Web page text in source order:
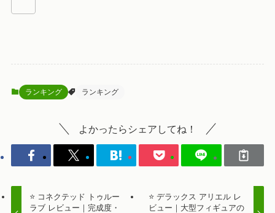
ランキング ランキング
よかったらシェアしてね！
⭐ コネクテッド トゥルー
ラブ レビュー｜完成度・
⭐ デラックス アリエル レ
ビュー｜大型フィギュアの